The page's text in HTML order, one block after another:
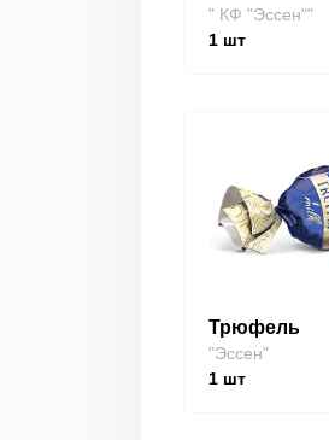
" КФ "Эссен""
1 шт
Трюфель
"Эссен"
1 шт